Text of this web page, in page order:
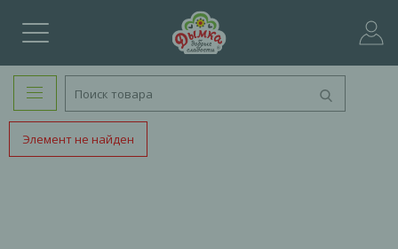
Элемент не найден